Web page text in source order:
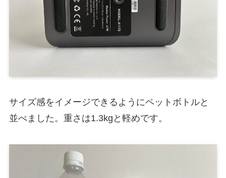
サイズ感をイメージできるようにペットボトルと
並べました。重さは1.3kgと軽めです。